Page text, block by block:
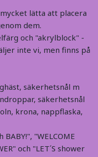
lätta att placera
dem.
och "akrylblock" -
inte vi, men finns på
säkerhetsnål m
säkerhetsnål
krona, nappflaska,
BABY!", "WELCOME
och "LET´S shower